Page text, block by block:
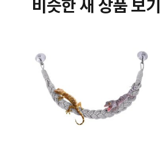
비슷한 새 상품 보기